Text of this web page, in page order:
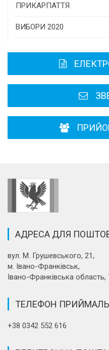
ПРИКАРПАТТЯ
Історична довідка
Районні, міські ради
ВИБОРИ 2020
АДРЕСА ДЛЯ
вул. М. Грушевського, 21,
м. Івано-Франківськ,
Івано-Франківська область,
ТЕЛЕФОН
+38 0342 552 616